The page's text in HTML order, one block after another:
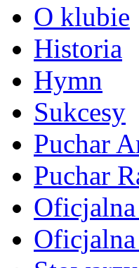
O klubie
Historia
Hymn
Sukcesy
Puchar
Puchar
Oficjalna